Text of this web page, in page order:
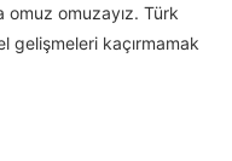
omuz omuzayız. Türk
gelişmeleri kaçırmamak